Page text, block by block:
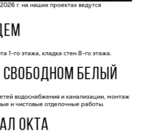
г. на наших проектах ведутся
1-го этажа, кладка стен 8-го этажа.
СВОБОДНОМ БЕЛЫЙ
водоснабжения и канализации, монтаж
и чистовые отделочные работы.
ОКТА